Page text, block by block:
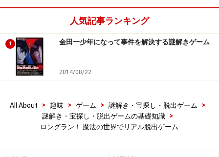
人気記事ランキング
1 金田一少年になって事件を解決する謎解きゲーム
2014/08/22
All About > 趣味 > ゲーム > 謎解き・宝探し・脱出ゲーム
>
謎解き・宝探し・脱出ゲームの基礎知識
>
ロングラン！ 魔法の世界でリアル脱出ゲーム